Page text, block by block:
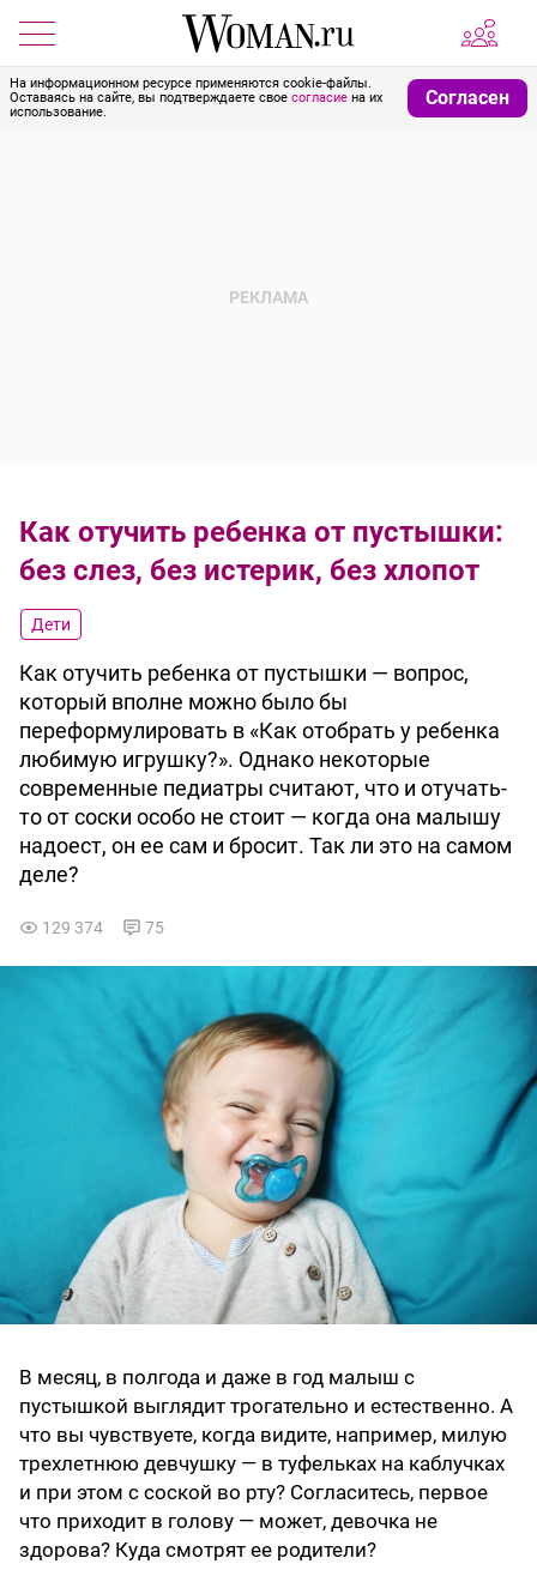
На информационном ресурсе применяются cookie-файлы.
Оставаясь на сайте, вы подтверждаете свое согласие на их
использование.
Согласен
Как отучить ребенка от пустышки:
без слез, без истерик, без хлопот
Дети
Как отучить ребенка от пустышки — вопрос,
который вполне можно было бы
переформулировать в «Как отобрать у ребенка
любимую игрушку?». Однако некоторые
современные педиатры считают, что и отучать-
то от соски особо не стоит — когда она малышу
надоест, он ее сам и бросит. Так ли это на самом
деле?
129 374 75
В месяц, в полгода и даже в год малыш с
пустышкой выглядит трогательно и естественно. А
что вы чувствуете, когда видите, например, милую
трехлетнюю девчушку — в туфельках на каблучках
и при этом с соской во рту? Согласитесь, первое
что приходит в голову — может, девочка не
здорова? Куда смотрят ее родители?